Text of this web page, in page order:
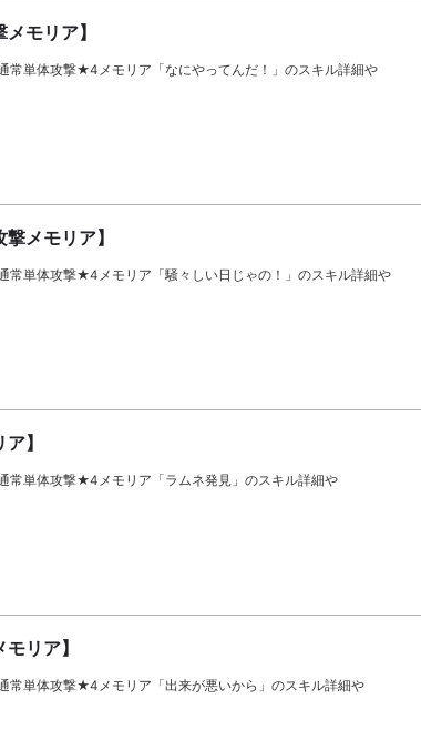
モリア】
常単体攻撃★4メモリア「なにやってんだ！」のスキル詳細や
メモリア】
常単体攻撃★4メモリア「騒々しい日じゃの！」のスキル詳細や
】
常単体攻撃★4メモリア「ラムネ発見」のスキル詳細や
リア】
常単体攻撃★4メモリア「出来が悪いから」のスキル詳細や